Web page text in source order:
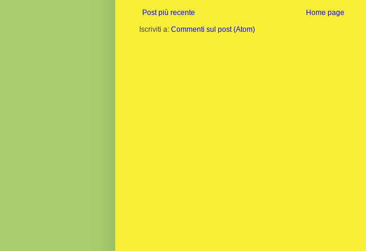
Post più recente
Home page
Iscriviti a: Commenti sul post (Atom)